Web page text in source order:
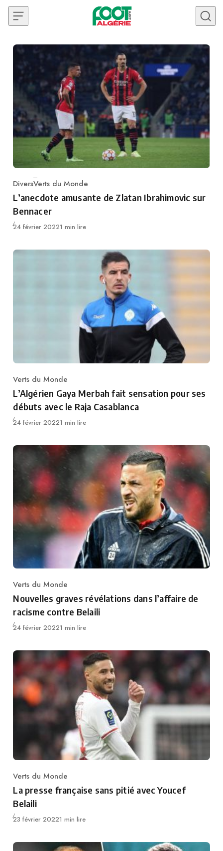
Skip to content
Category
DiversVerts du Monde
L’anecdote amusante de Zlatan Ibrahimovic sur
Bennacer
Publié
24 février 20221 min lire
Category
Verts du Monde
L’Algérien Gaya Merbah fait sensation pour ses
débuts avec le Raja Casablanca
Publié
24 février 20221 min lire
Category
Verts du Monde
Nouvelles graves révélations dans l’affaire de
racisme contre Belaili
Publié
24 février 20221 min lire
Category
Verts du Monde
La presse française sans pitié avec Youcef
Belaili
Publié
23 février 20221 min lire